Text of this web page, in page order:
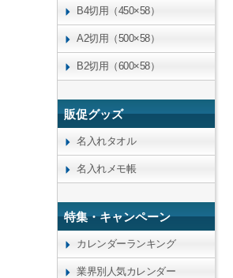
B4切用（450×58）
A2切用（500×58）
B2切用（600×58）
販促グッズ
名入れタオル
名入れメモ帳
特集・キャンペーン
カレンダーランキング
業界別人気カレンダー